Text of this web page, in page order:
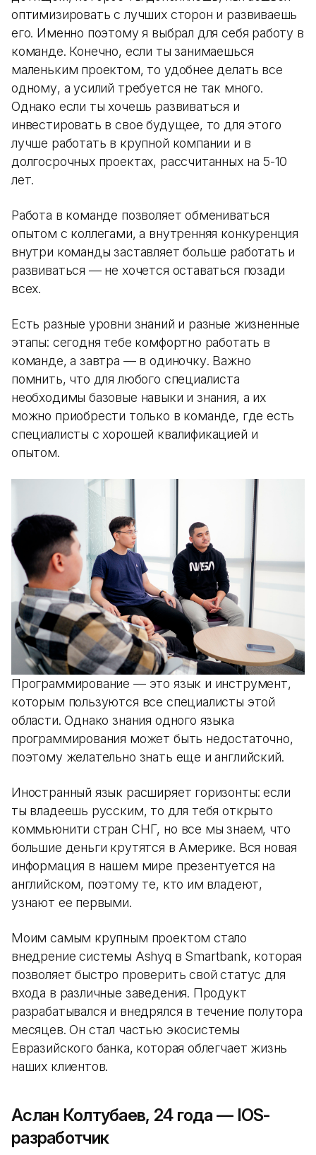
оптимизировать с лучших сторон и развиваешь
его. Именно поэтому я выбрал для себя работу в
команде. Конечно, если ты занимаешься
маленьким проектом, то удобнее делать все
одному, а усилий требуется не так много.
Однако если ты хочешь развиваться и
инвестировать в свое будущее, то для этого
лучше работать в крупной компании и в
долгосрочных проектах, рассчитанных на 5-10
лет.
Работа в команде позволяет обмениваться
опытом с коллегами, а внутренняя конкуренция
внутри команды заставляет больше работать и
развиваться — не хочется оставаться позади
всех.
Есть разные уровни знаний и разные жизненные
этапы: сегодня тебе комфортно работать в
команде, а завтра — в одиночку. Важно
помнить, что для любого специалиста
необходимы базовые навыки и знания, а их
можно приобрести только в команде, где есть
специалисты с хорошей квалификацией и
опытом.
Программирование — это язык и инструмент,
которым пользуются все специалисты этой
области. Однако знания одного языка
программирования может быть недостаточно,
поэтому желательно знать еще и английский.
Иностранный язык расширяет горизонты: если
ты владеешь русским, то для тебя открыто
коммьюнити стран СНГ, но все мы знаем, что
большие деньги крутятся в Америке. Вся новая
информация в нашем мире презентуется на
английском, поэтому те, кто им владеют,
узнают ее первыми.
Моим самым крупным проектом стало
внедрение системы Ashyq в Smartbank, которая
позволяет быстро проверить свой статус для
входа в различные заведения. Продукт
разрабатывался и внедрялся в течение полутора
месяцев. Он стал частью экосистемы
Евразийского банка, которая облегчает жизнь
наших клиентов.
Аслан Колтубаев, 24 года — IOS-
разработчик